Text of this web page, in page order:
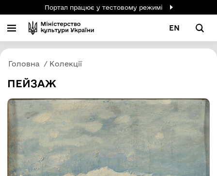
Портал працює у тестовому режимі
EN
Головна Колекції
ПЕЙЗАЖ